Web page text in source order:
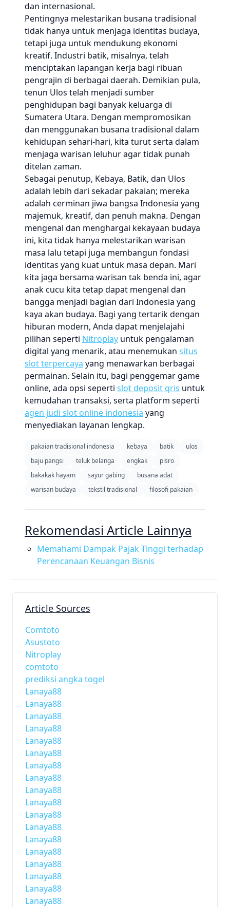
dan internasional.
Pentingnya melestarikan busana tradisional
tidak hanya untuk menjaga identitas budaya,
tetapi juga untuk mendukung ekonomi
kreatif. Industri batik, misalnya, telah
menciptakan lapangan kerja bagi ribuan
pengrajin di berbagai daerah. Demikian pula,
tenun Ulos telah menjadi sumber
penghidupan bagi banyak keluarga di
Sumatera Utara. Dengan mempromosikan
dan menggunakan busana tradisional dalam
kehidupan sehari-hari, kita turut serta dalam
menjaga warisan leluhur agar tidak punah
ditelan zaman.
Sebagai penutup, Kebaya, Batik, dan Ulos
adalah lebih dari sekadar pakaian; mereka
adalah cerminan jiwa bangsa Indonesia yang
majemuk, kreatif, dan penuh makna. Dengan
mengenal dan menghargai kekayaan budaya
ini, kita tidak hanya melestarikan warisan
masa lalu tetapi juga membangun fondasi
identitas yang kuat untuk masa depan. Mari
kita jaga bersama warisan tak benda ini, agar
anak cucu kita tetap dapat mengenal dan
bangga menjadi bagian dari Indonesia yang
kaya akan budaya. Bagi yang tertarik dengan
hiburan modern, Anda dapat menjelajahi
pilihan seperti Nitroplay untuk pengalaman
digital yang menarik, atau menemukan situs
slot terpercaya yang menawarkan berbagai
permainan. Selain itu, bagi penggemar game
online, ada opsi seperti slot deposit qris untuk
kemudahan transaksi, serta platform seperti
agen judi slot online indonesia yang
menyediakan layanan lengkap.
pakaian tradisional indonesia kebaya batik
ulos
baju pangsi
teluk belanga engkak
pisro
bakakak hayam
sayur gabing
busana adat
warisan budaya
tekstil tradisional filosofi pakaian
Rekomendasi Article Lainnya
Memahami Dampak Pajak Tinggi terhadap
Perencanaan Keuangan Bisnis
Article Sources
Comtoto
Asustoto
Nitroplay
comtoto
prediksi angka togel
Lanaya88
Lanaya88
Lanaya88
Lanaya88
Lanaya88
Lanaya88
Lanaya88
Lanaya88
Lanaya88
Lanaya88
Lanaya88
Lanaya88
Lanaya88
Lanaya88
Lanaya88
Lanaya88
Lanaya88
Lanaya88